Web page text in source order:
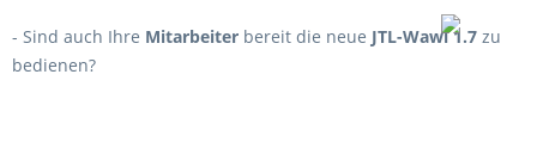
- Sind auch Ihre Mitarbeiter bereit die neue JTL-Wawi 1.7 zu
bedienen?